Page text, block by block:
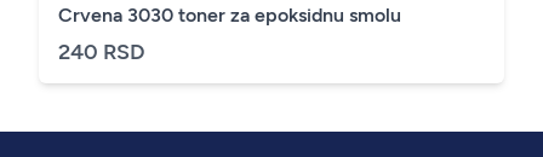
Crvena 3030 toner za epoksidnu smolu
240 RSD